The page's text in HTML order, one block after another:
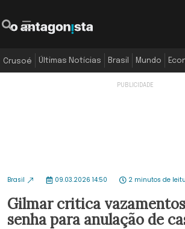
Crusoé Últimas Notícias Brasil Mundo
Brasil 09.03.2026 14:50 2 minutos de
Gilmar critica
senha para anulação de